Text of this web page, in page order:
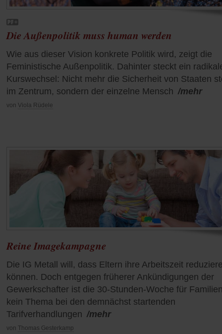
Die Außenpolitik muss human werden
Wie aus dieser Vision konkrete Politik wird, zeigt die
Feministische Außenpolitik. Dahinter steckt ein
Kurswechsel: Nicht mehr die Sicherheit von Staaten
im Zentrum, sondern der einzelne Mensch /mehr
von Viola Rüdele
Reine Imagekampagne
Die IG Metall will, dass Eltern ihre Arbeitszeit
können. Doch entgegen früherer Ankündigungen der
Gewerkschafter ist die 30-Stunden-Woche für
kein Thema bei den demnächst startenden
Tarifverhandlungen /mehr
von Thomas Gesterkamp